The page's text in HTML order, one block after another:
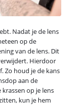
Nadat je de lens
op de
van de lens. Dit
Hierdoor
Zo houd je de kans
aan de
op je lens
kun je hem